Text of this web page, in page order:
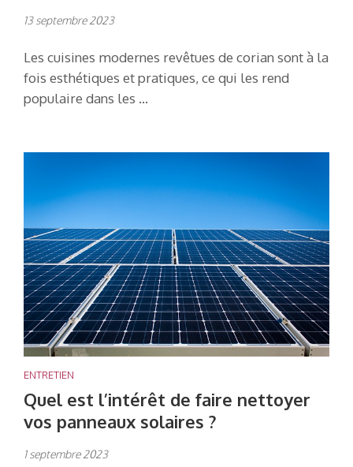
13 septembre 2023
Les cuisines modernes revêtues de corian sont à la
fois esthétiques et pratiques, ce qui les rend
populaire dans les …
ENTRETIEN
Quel est l’intérêt de faire nettoyer
vos panneaux solaires ?
1 septembre 2023